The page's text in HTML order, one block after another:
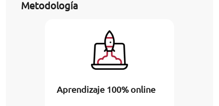
Metodología
Aprendizaje 100% online